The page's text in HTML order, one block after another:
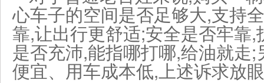
心车子的空间是否足够大,支持
靠,让出行更舒适;安全是否牢靠
是否充沛,能指哪打哪,给油就走
便宜、用车成本低,上述诉求放